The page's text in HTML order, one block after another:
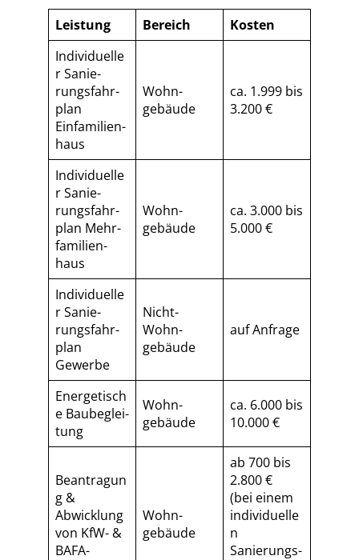
Leistung Bereich
Kosten
Individuelle
r Sa­nie­
rungs­fahr­
plan
Einfamilien­
haus
Wohn­
gebäude
ca. 1.999 bis
3.200 €
Individuelle
r Sa­nie­
rungs­fahr­
plan Mehr­
fa­mi­li­en­
haus
Wohn­
gebäude
ca. 3.000 bis
5.000 €
Individuelle
r Sa­nie­
rungs­fahr­
plan
Gewerbe
Nicht-
Wohn­
gebäude
auf Anfrage
Energetisch
e Baubeglei­
tung
Wohn­
gebäude
ca. 6.000 bis
10.000 €
Beantragun
g &
Abwicklung
von KfW- &
BAFA-
Wohn­
gebäude
ab 700 bis
2.800 €
(bei einem
individuelle
n
Sa­nie­rungs­